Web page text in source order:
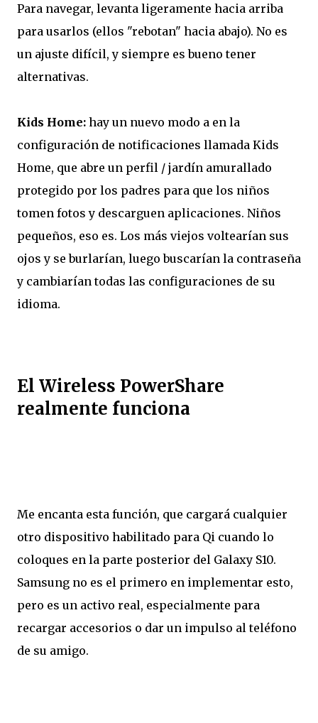
Para navegar, levanta ligeramente hacia arriba
para usarlos (ellos "rebotan" hacia abajo). No es
un ajuste difícil, y siempre es bueno tener
alternativas.
Kids Home: hay un nuevo modo a en la
configuración de notificaciones llamada Kids
Home, que abre un perfil / jardín amurallado
protegido por los padres para que los niños
tomen fotos y descarguen aplicaciones. Niños
pequeños, eso es. Los más viejos voltearían sus
ojos y se burlarían, luego buscarían la contraseña
y cambiarían todas las configuraciones de su
idioma.
El Wireless PowerShare
realmente funciona
Me encanta esta función, que cargará cualquier
otro dispositivo habilitado para Qi cuando lo
coloques en la parte posterior del Galaxy S10.
Samsung no es el primero en implementar esto,
pero es un activo real, especialmente para
recargar accesorios o dar un impulso al teléfono
de su amigo.